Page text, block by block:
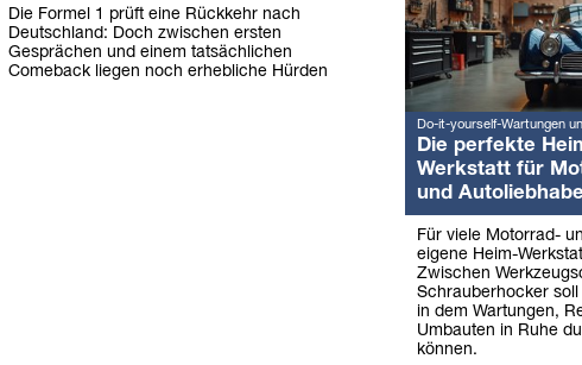
Die Formel 1 prüft eine Rückkehr nach
Deutschland: Doch zwischen ersten
Gesprächen und einem tatsächlichen
Comeback liegen noch erhebliche Hürden
Do-it-yourself-Wartungen
Die perfekte
Werkstatt für
und
Für viele Motorrad-
eigene Heim-
Zwischen
Schrauberhocker
in dem Wartungen,
Umbauten in Ruhe
können.